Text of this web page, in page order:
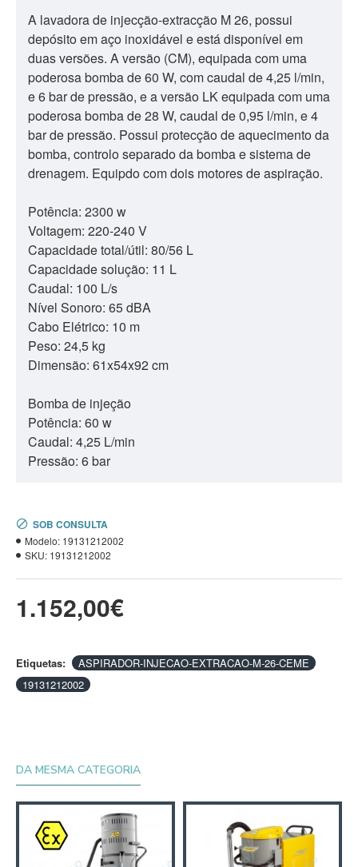
A lavadora de injecção-extracção M 26, possui
depósito em aço inoxidável e está disponível em
duas versões. A versão (CM), equipada com uma
poderosa bomba de 60 W, com caudal de 4,25 l/min,
e 6 bar de pressão, e a versão LK equipada com uma
poderosa bomba de 28 W, caudal de 0,95 l/min, e 4
bar de pressão. Possui protecção de aquecimento da
bomba, controlo separado da bomba e sistema de
drenagem. Equipdo com dois motores de aspiração.
Potência: 2300 w
Voltagem: 220-240 V
Capacidade total/útil: 80/56 L
Capacidade solução: 11 L
Caudal: 100 L/s
Nível Sonoro: 65 dBA
Cabo Elétrico: 10 m
Peso: 24,5 kg
Dimensão: 61x54x92 cm
Bomba de injeção
Potência: 60 w
Caudal: 4,25 L/min
Pressão: 6 bar
1.152,00€
SOB CONSULTA
Modelo: 19131212002
SKU: 19131212002
Etiquetas:
ASPIRADOR-INJECAO-EXTRACAO-M-26-CEME
19131212002
DA MESMA CATEGORIA